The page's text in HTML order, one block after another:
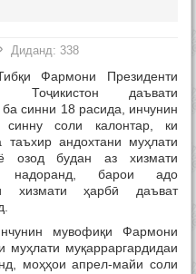
Диданд: 338
Фармони Президенти
Тоҷикистон даъвати
синни 18 расида, инчунин
синну соли калонтар, ки
таъхир андохтани муҳлати
озод будан аз хизмати
надоранд, барои адо
хизмати ҳарбӣ даъват
мувофиқи Фармони
муҳлати муқарраргардидаи
моҳҳои апрел-майи соли